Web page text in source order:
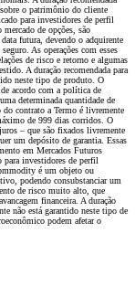
o patrimônio do cliente
para investidores de perfil
de opções, são
futura, devendo o adquirente
As operações com esses
de risco e retorno e algumas
A duração recomendada para
neste tipo de produto. O
acordo com a política de
determinada quantidade de
contrato a Termo é livremente
de 999 dias corridos. O
– que são fixados livremente
um depósito de garantia. Essas
em Mercados Futuros
para investidores de perfil
é um objeto ou
podendo consubstanciar um
de risco muito alto, que
financeira. A duração
não está garantido neste tipo de
podem afetar o